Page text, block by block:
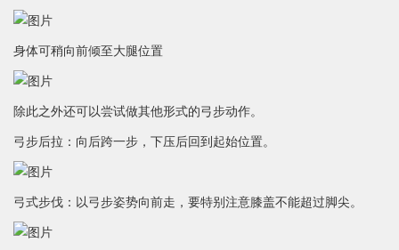
身体可稍向前倾至大腿位置
除此之外还可以尝试做其他形式的弓步动作。
弓步后拉：向后跨一步，下压后回到起始位置。
弓式步伐：以弓步姿势向前走，要特别注意膝盖不能超过脚尖。